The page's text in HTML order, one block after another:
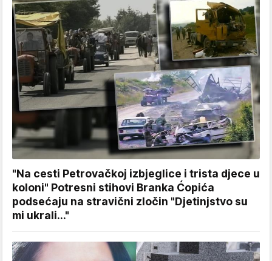
"Na cesti Petrovačkoj izbjeglice i trista djece u
koloni" Potresni stihovi Branka Ćopića
podsećaju na stravični zločin "Djetinjstvo su
mi ukrali..."